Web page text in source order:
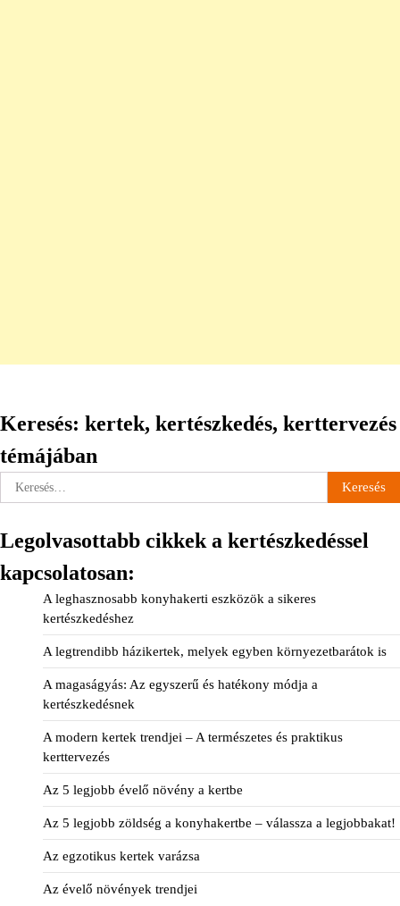
Keresés: kertek, kertészkedés, kerttervezés
témájában
Keresés:
Legolvasottabb cikkek a kertészkedéssel
kapcsolatosan:
A leghasznosabb konyhakerti eszközök a sikeres
kertészkedéshez
A legtrendibb házikertek, melyek egyben környezetbarátok is
A magaságyás: Az egyszerű és hatékony módja a
kertészkedésnek
A modern kertek trendjei – A természetes és praktikus
kerttervezés
Az 5 legjobb évelő növény a kertbe
Az 5 legjobb zöldség a konyhakertbe – válassza a legjobbakat!
Az egzotikus kertek varázsa
Az évelő növények trendjei